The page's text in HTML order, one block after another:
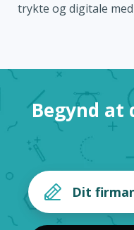
trykte og digitale
Begynd at